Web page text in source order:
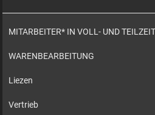
MITARBEITER* IN VOLL- UND
WARENBEARBEITUNG
Liezen
Vertrieb